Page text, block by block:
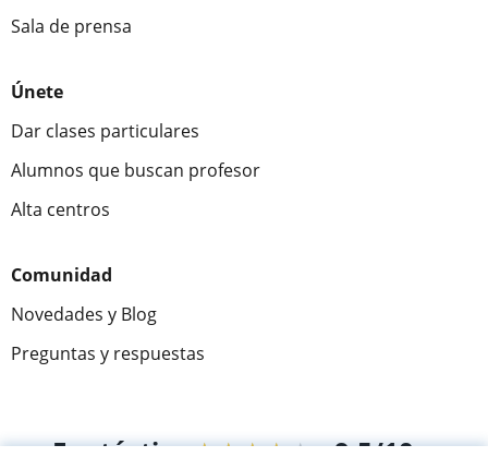
Sala de prensa
Únete
Dar clases particulares
Alumnos que buscan profesor
Alta centros
Comunidad
Novedades y Blog
Preguntas y respuestas
Fantástica★★★★★ 9,5/10